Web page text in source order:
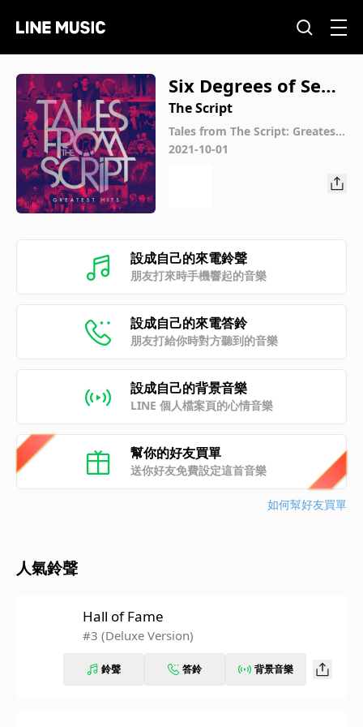
Six Degrees of Sepa
ration
The Script
Tales from The Script: Greatest
Hits
2021-10-01
設成自己的來電鈴聲
朋友打來時手機響起的音樂
設成自己的來電答鈴
朋友打給你時對方聽到的音樂
設成自己的背景音樂
LINE 個人檔案頁的心情音樂
幫你的好友買單
送你好友免費設定這首音樂
如何幫好友買單
人氣鈴聲
Hall of Fame
#3 (Deluxe Version)
鈴聲 答鈴 背景音樂